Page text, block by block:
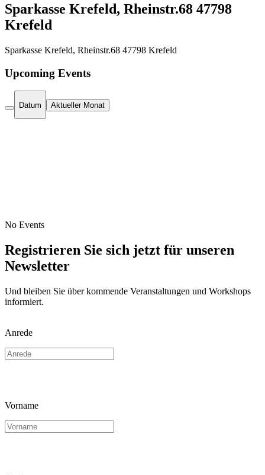
Sparkasse Krefeld, Rheinstr.68 47798
Krefeld
Sparkasse Krefeld, Rheinstr.68 47798 Krefeld
Upcoming Events
Datum Aktueller Monat
No Events
Registrieren Sie sich jetzt für unseren
Newsletter
Und bleiben Sie über kommende Veranstaltungen und Workshops
informiert.
Anrede
Vorname